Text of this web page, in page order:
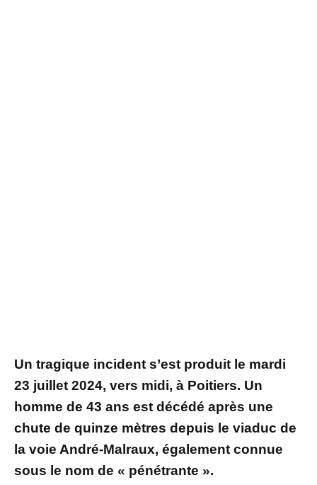
Un tragique incident s’est produit le mardi
23 juillet 2024, vers midi, à Poitiers. Un
homme de 43 ans est décédé après une
chute de quinze mètres depuis le viaduc de
la voie André-Malraux, également connue
sous le nom de « pénétrante ».